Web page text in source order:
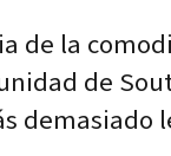
de la
de